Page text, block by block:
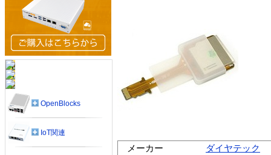
メーカー
ダイヤテック
OpenBlocks
IoT関連